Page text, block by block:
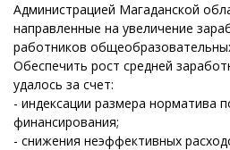
Администрацией Магаданской
направленные на увеличение
работников
Обеспечить рост средней
удалось за счет:
- индексации размера норматива
финансирования;
- снижения неэффективных